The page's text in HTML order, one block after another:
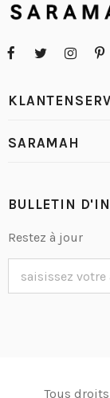
SARAMAH
BULLETIN
Restez à jour
Tous droits